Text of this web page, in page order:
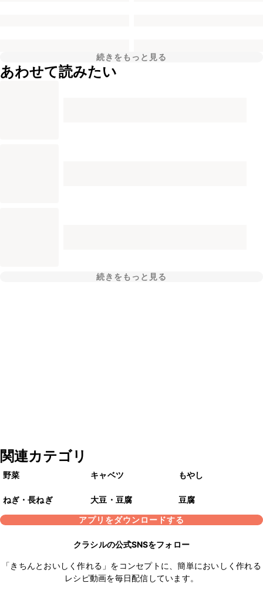
続きをもっと見る
あわせて読みたい
続きをもっと見る
関連カテゴリ
野菜 キャベツ もやし
ねぎ・長ねぎ 大豆・豆腐
豆腐
アプリをダウンロードする
クラシルの公式SNSをフォロー
「きちんとおいしく作れる」をコンセプトに、簡単においしく作れる
レシピ動画を毎日配信しています。